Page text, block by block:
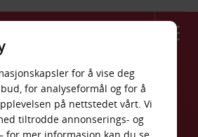
for å vise deg
for analyseformål og for å
på nettstedet vårt. Vi
tiltrodde annonserings- og